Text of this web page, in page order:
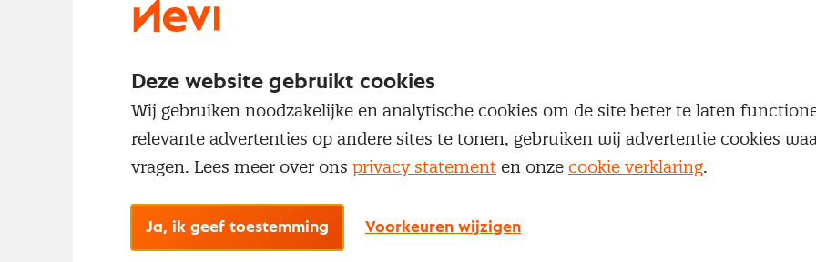
Inloggen
Deze website gebruikt cookies
Wij gebruiken noodzakelijke en analytische cookies om de site beter te laten
relevante advertenties op andere sites te tonen, gebruiken wij advertentie cookies
vragen. Lees meer over ons privacy statement en onze cookie verklaring.
Ja, ik geef toestemming Voorkeuren wijzigen